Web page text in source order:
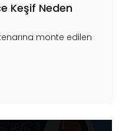
Keşif Neden
monte edilen